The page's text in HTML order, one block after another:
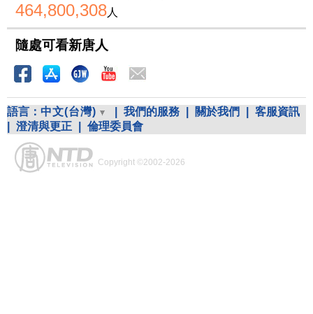
464,800,308人
隨處可看新唐人
語言： 中文(台灣) 我們的服務 關於我們
客服資訊
澄清與更正 倫理委員會
Copyright ©2002-2026